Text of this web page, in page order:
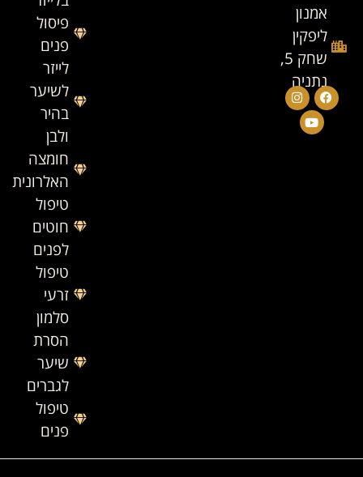
אמנון
ליפקין
שחק 5,
נתניה
פיסול
פנים
לייזר
לשיער
בהיר
ולבן
חומצה
האלרונית
טיפול
חוטים
לפנים
טיפול
זרעי
סלמון
הסרת
שיער
לגברים
טיפול
פנים